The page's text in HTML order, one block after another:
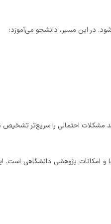
در این مسیر، دانشجو می‌آموزد:
مشکلات احتمالی را سریع‌تر تشخیص
و امکانات پژوهشی دانشگاهی است.